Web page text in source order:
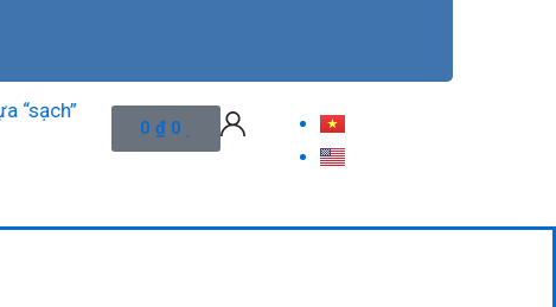
Bèo hoa dâu: giải pháp “xanh” cho
0 ₫ 0
Cart